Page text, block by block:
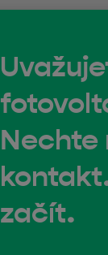
Nechte
začít.